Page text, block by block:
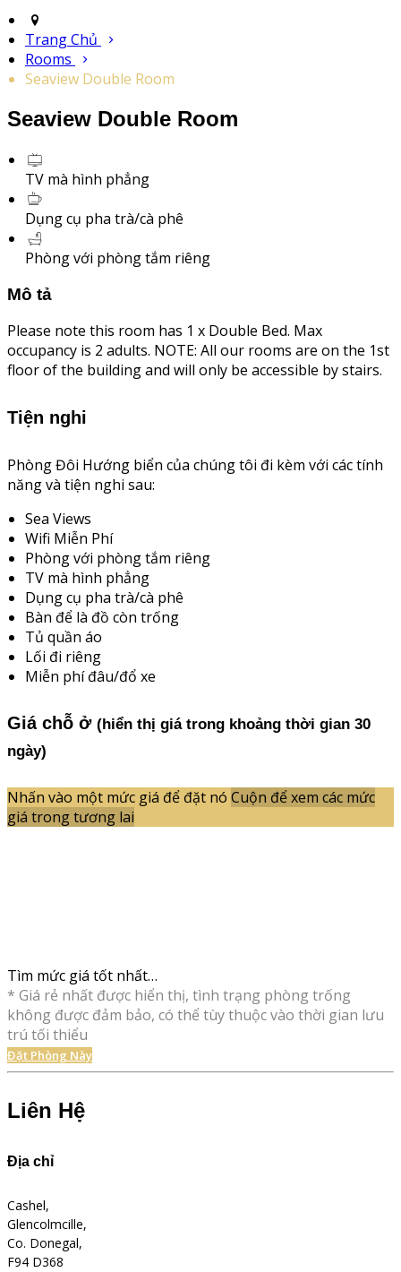
Trang Chủ
Rooms
Seaview Double Room
Seaview Double Room
TV mà hình phẳng
Dụng cụ pha trà/cà phê
Phòng với phòng tắm riêng
Mô tả
Please note this room has 1 x Double Bed. Max
occupancy is 2 adults. NOTE: All our rooms are on the 1st
floor of the building and will only be accessible by stairs.
Tiện nghi
Phòng Đôi Hướng biển của chúng tôi đi kèm với các tính
năng và tiện nghi sau:
Sea Views
Wifi Miễn Phí
Phòng với phòng tắm riêng
TV mà hình phẳng
Dụng cụ pha trà/cà phê
Bàn để là đồ còn trống
Tủ quần áo
Lối đi riêng
Miễn phí đâu/đổ xe
Giá chỗ ở (hiển thị giá trong khoảng thời gian 30
ngày)
Nhấn vào một mức giá để đặt nó Cuộn để xem các mức
giá trong tương lai
Tìm mức giá tốt nhất…
* Giá rẻ nhất được hiển thị, tình trạng phòng trống
không được đảm bảo, có thể tùy thuộc vào thời gian lưu
trú tối thiểu
Đặt Phòng Này
Liên Hệ
Địa chỉ
Cashel,
Glencolmcille,
Co. Donegal,
F94 D368